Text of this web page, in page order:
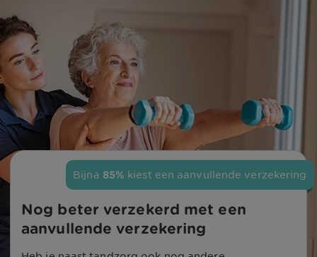
Bijna 85% kiest een aanvullende verzekering
Nog beter verzekerd met een
aanvullende verzekering